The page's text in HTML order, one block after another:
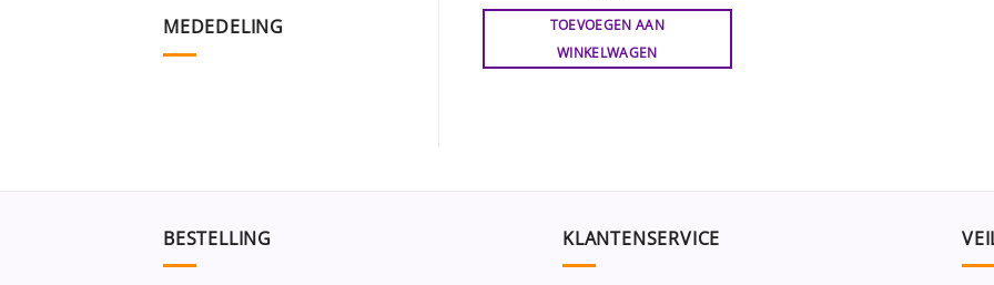
MEDEDELING
TOEVOEGEN AAN
WINKELWAGEN
BESTELLING KLANTENSERVICE